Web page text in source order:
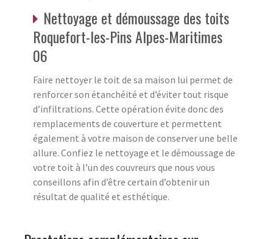
Nettoyage et démoussage des toits
Roquefort-les-Pins Alpes-Maritimes
06
Faire nettoyer le toit de sa maison lui permet de
renforcer son étanchéité et d’éviter tout risque
d’infiltrations. Cette opération évite donc des
remplacements de couverture et permettent
également à votre maison de conserver une belle
allure. Confiez le nettoyage et le démoussage de
votre toit à l’un des couvreurs que nous vous
conseillons afin d’être certain d’obtenir un
résultat de qualité et esthétique.